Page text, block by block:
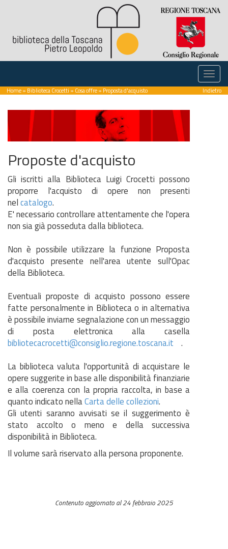
Home» Biblioteca Crocetti » Cosa offre» Proposta d'acquisto Indietro
Proposte d'acquisto
Gli iscritti alla Biblioteca Luigi Crocetti possono
proporre l'acquisto di opere non presenti
nelcatalogo.
E' necessario controllare attentamente che l'opera
non sia già posseduta dalla biblioteca.
Non è possibile utilizzare la funzione Proposta
d'acquisto presente nell'area utente sull'Opac
della Biblioteca.
Eventuali proposte di acquisto possono essere
fatte personalmente in Biblioteca o in alternativa
è possibile inviarne segnalazione con un messaggio
di posta elettronica alla casella
bibliotecacrocetti@consiglio.regione.toscana.it
.
La biblioteca valuta l'opportunità di acquistare le
opere suggerite in base alle disponibilità finanziarie
e alla coerenza con la propria raccolta, in base a
quanto indicato nellaCarta delle collezioni.
Gli utenti saranno avvisati se il suggerimento è
stato accolto o meno e della successiva
disponibilità in Biblioteca.
Il volume sarà riservato alla persona proponente.
Contenuto aggiornato al 24 febbraio 2025